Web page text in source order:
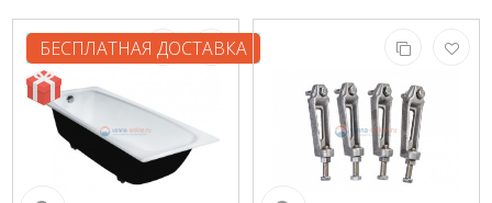
БЕСПЛАТНАЯ ДОСТАВКА